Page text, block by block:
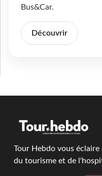
Bus&Car.
Découvrir
Tour Hebdo vous
du tourisme et de